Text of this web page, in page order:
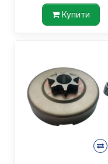
Купити